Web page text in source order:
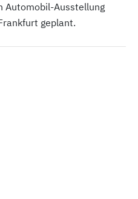
Automobil-Ausstellung
geplant.